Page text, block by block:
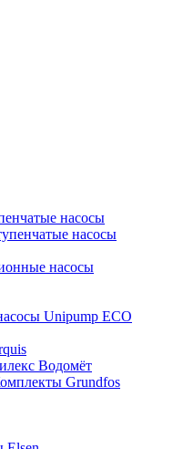
насосы
насосы
насосы
Unipump ECO
Водомёт
Grundfos